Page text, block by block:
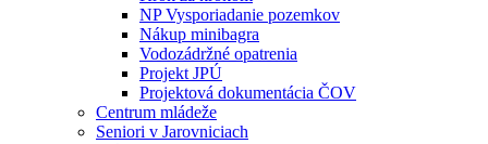
NP Vysporiadanie pozemkov
Nákup minibagra
Vodozádržné opatrenia
Projekt JPÚ
Projektová dokumentácia ČOV
Centrum mládeže
Seniori v Jarovniciach